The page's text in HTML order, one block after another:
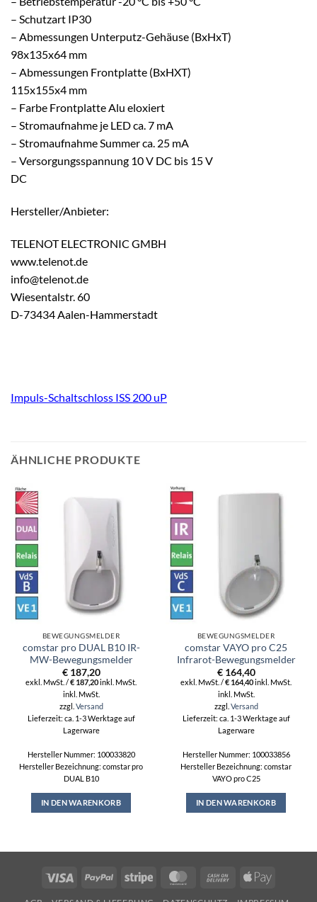
– Schutzart IP30
– Abmessungen Unterputz-Gehäuse (BxHxT)
98x135x64 mm
– Abmessungen Frontplatte (BxHXT)
115x155x4 mm
– Farbe Frontplatte Alu eloxiert
– Stromaufnahme je LED ca. 7 mA
– Stromaufnahme Summer ca. 25 mA
– Versorgungsspannung 10 V DC bis 15 V
DC
Hersteller/Anbieter:
TELENOT ELECTRONIC GMBH
www.telenot.de
info@telenot.de
Wiesentalstr. 60
D-73434 Aalen-Hammerstadt
Impuls-Schaltschloss ISS 200 uP
ÄHNLICHE PRODUKTE
BEWEGUNGSMELDER
comstar pro DUAL B10 IR-
MW-Bewegungsmelder
€187,20
exkl. MwSt. /€ 187,20inkl. MwSt.
inkl. MwSt.
zzgl. Versand
Lieferzeit: ca. 1-3 Werktage auf
Lagerware
Hersteller Nummer: 100033820
Hersteller Bezeichnung: comstar pro
DUAL B10
IN DEN WARENKORB
BEWEGUNGSMELDER
comstar VAYO pro C25
Infrarot-Bewegungsmelder
€164,40
exkl. MwSt. /€ 164,40inkl. MwSt.
inkl. MwSt.
zzgl. Versand
Lieferzeit: ca. 1-3 Werktage auf
Lagerware
Hersteller Nummer: 100033856
Hersteller Bezeichnung: comstar
VAYO pro C25
IN DEN WARENKORB
Visa PayPal Stripe MasterCardCash
Apple